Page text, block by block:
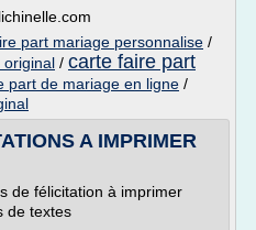
part mariage personnalise /
original / carte faire part
part de mariage en ligne /
A IMPRIMER
de félicitation à imprimer
de textes